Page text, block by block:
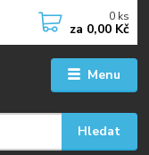
Menu
Hledat
0 ks
za 0,00 Kč